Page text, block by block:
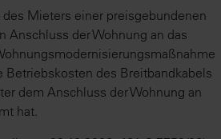
Mieters einer preisgebundenen
Anschluss der Wohnung an das
des Breitbandkabels
dem Anschluss der Wohnung an
hat.